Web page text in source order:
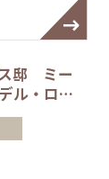
邸 ミー
ル・ロ…